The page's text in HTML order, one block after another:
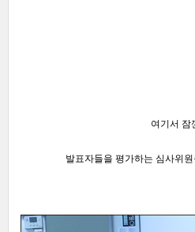
여기서 잠
발표자들을 평가하는 심사위